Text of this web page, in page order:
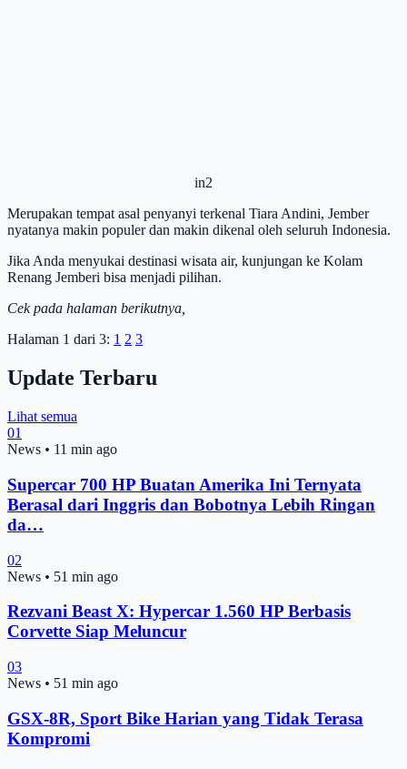
in2
Merupakan tempat asal penyanyi terkenal Tiara Andini, Jember
nyatanya makin populer dan makin dikenal oleh seluruh Indonesia.
Jika Anda menyukai destinasi wisata air, kunjungan ke Kolam
Renang Jemberi bisa menjadi pilihan.
Cek pada halaman berikutnya,
Halaman 1 dari 3: 1 2 3
Update Terbaru
Lihat semua
01
News • 11 min ago
Supercar 700 HP Buatan Amerika Ini Ternyata
Berasal dari Inggris dan Bobotnya Lebih Ringan
da…
02
News • 51 min ago
Rezvani Beast X: Hypercar 1.560 HP Berbasis
Corvette Siap Meluncur
03
News • 51 min ago
GSX-8R, Sport Bike Harian yang Tidak Terasa
Kompromi